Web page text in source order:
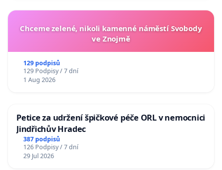
Chceme zelené, nikoli kamenné náměstí Svobody
ve Znojmě
129 podpisů
129 Podpisy / 7 dní
1 Aug 2026
Petice za udržení špičkové péče ORL v nemocnici
Jindřichův Hradec
387 podpisů
126 Podpisy / 7 dní
29 Jul 2026